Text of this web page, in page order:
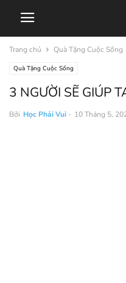
Trang chủ Quà Tặng Cuộc Sống
Quà Tặng Cuộc Sống
3 NGƯỜI SẼ GIÚP
Bởi Học Phải Vui - 10 Tháng 5,